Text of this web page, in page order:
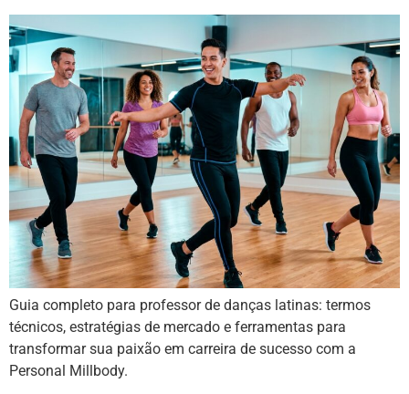
Guia completo para professor de danças latinas: termos
técnicos, estratégias de mercado e ferramentas para
transformar sua paixão em carreira de sucesso com a
Personal Millbody.